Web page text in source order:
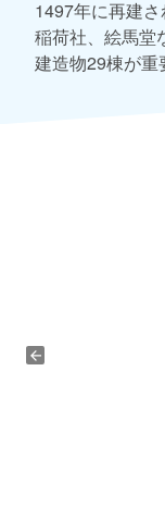
1497年に再建
稲荷社、絵馬堂
建造物29棟が重